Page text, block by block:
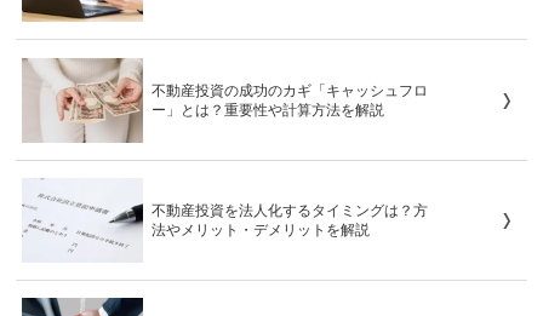
不動産投資の成功のカギ「キャッシュフロ
ー」とは？重要性や計算方法を解説
不動産投資を法人化するタイミングは？方
法やメリット・デメリットを解説